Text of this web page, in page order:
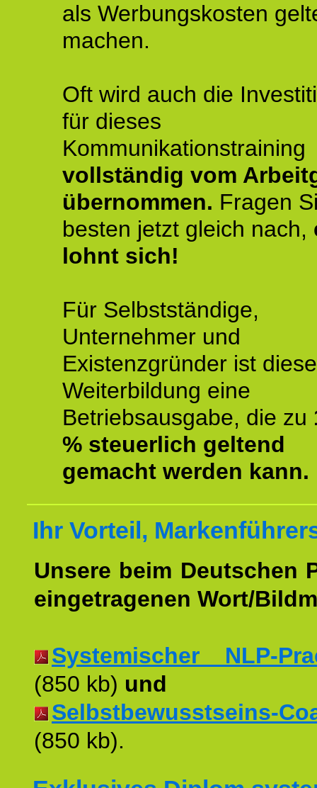
als Werbungskosten
machen.
Oft wird auch die
für dieses
Kommunikationstraining
vollständig vom
übernommen. Fragen
besten jetzt gleich nach,
lohnt sich!
Für Selbstständige,
Unternehmer und
Existenzgründer ist diese
Weiterbildung eine
Betriebsausgabe, die zu
% steuerlich geltend
gemacht werden kann.
Ihr Vorteil,
Unsere beim Deutschen
eingetragenen Wort/
Systemischer NLP-
(850 kb) und
Selbstbewusstseins-
(850 kb).